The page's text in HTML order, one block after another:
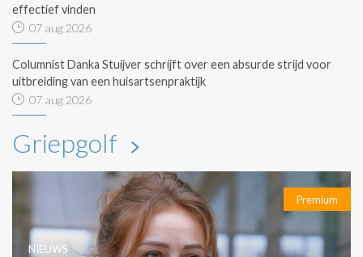
effectief vinden
07 aug 2026
Columnist Danka Stuijver schrijft over een absurde strijd voor
uitbreiding van een huisartsenpraktijk
07 aug 2026
Griepgolf
Premium
NIEUWS